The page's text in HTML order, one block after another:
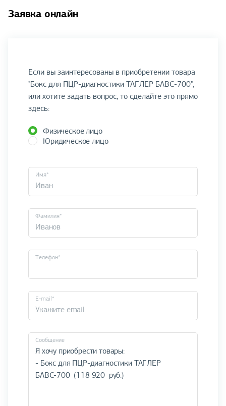
Заявка онлайн
Если вы заинтересованы в приобретении товара
"Бокс для ПЦР-диагностики ТАГЛЕР БАВС-700",
или хотите задать вопрос, то сделайте это прямо
здесь:
Физическое лицо
Юридическое лицо
Имя*
Фамилия*
Телефон*
E-mail*
Cообщение